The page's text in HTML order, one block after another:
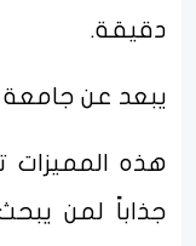
دقيقة.
يبعد عن جامعة
هذه المميزات
جذاباً لمن